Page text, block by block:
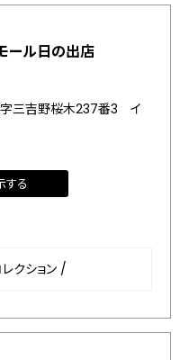
ール日の出店
三吉野桜木237番3 イ
する
クション /